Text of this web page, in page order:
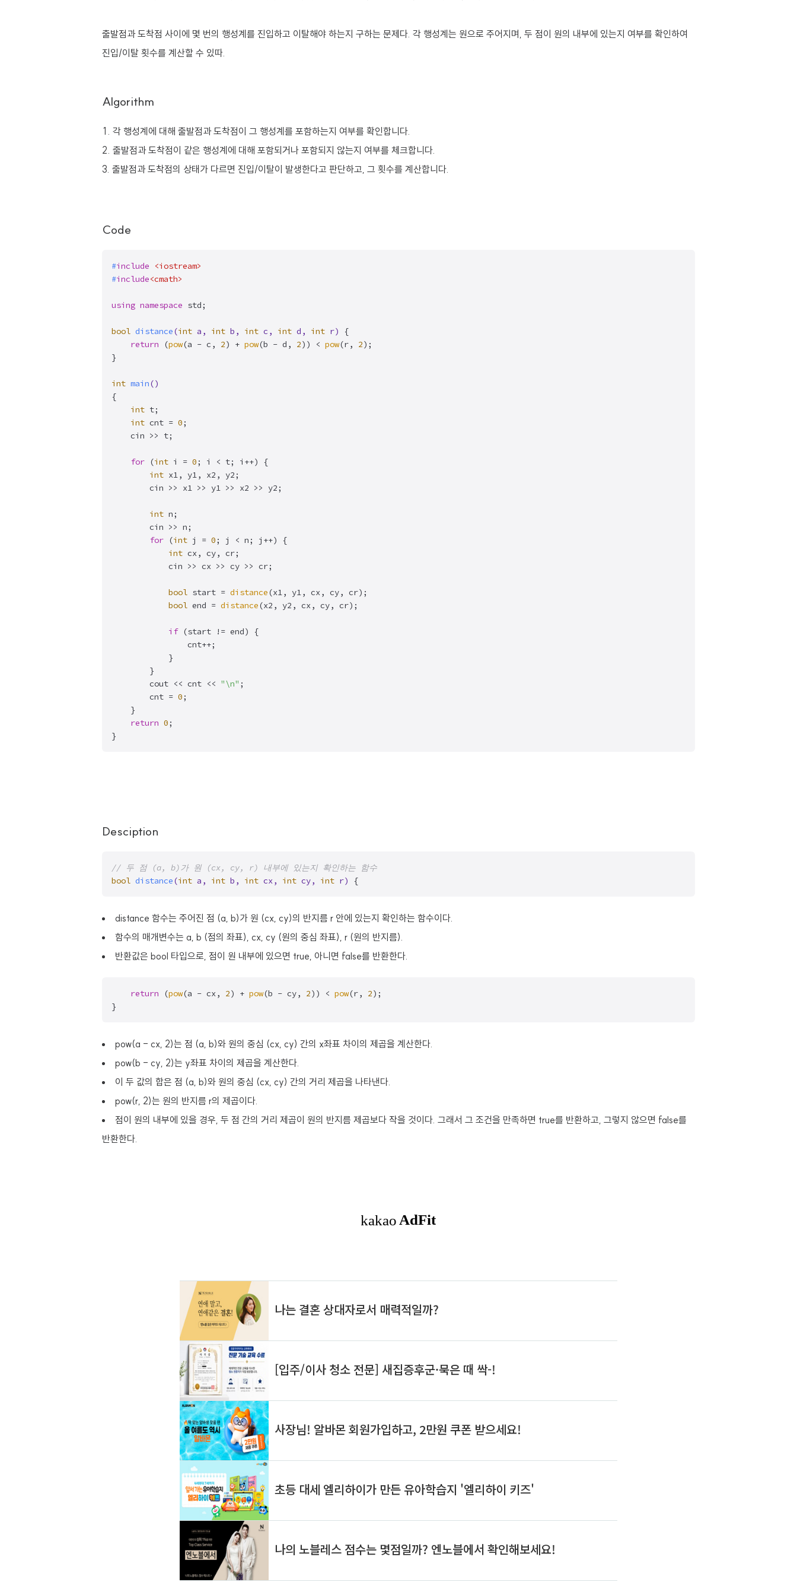
출발점과 도착점 사이에 몇 번의 행성계를 진입하고 이탈해야 하는지 구하는 문제다. 각 행성계는 원으로 주어지며, 두 점이 원의 내부에 있는지 여부를 확인하여
진입/이탈 횟수를 계산할 수 있따.
Algorithm
각 행성계에 대해 출발점과 도착점이 그 행성계를 포함하는지 여부를 확인합니다.
출발점과 도착점이 같은 행성계에 대해 포함되거나 포함되지 않는지 여부를 체크합니다.
출발점과 도착점의 상태가 다르면 진입/이탈이 발생한다고 판단하고, 그 횟수를 계산합니다.
Code
#include
<iostream>
#include<cmath>
using namespace std;
bool distance(int a, int b, int c, int d, int r)
{
return (pow(a - c, 2) + pow(b - d, 2)) < pow(r, 2);
}
int main()
{
int t;
int cnt = 0;
for (int i = 0; i < t; i++) {
int x1, y1, x2, y2;
int n;
for (int j = 0; j < n; j++) {
int cx, cy, cr;
bool start = distance(x1, y1, cx, cy, cr);
bool end = distance(x2, y2, cx, cy, cr);
if (start != end) {
		cout << cnt <<
"\n" ;
		cnt =
0;
return 0;
}
Desciption
// 두 점 (a, b)가 원 (cx, cy, r) 내부에 있는지 확인하는 함수
bool distance(int a, int b, int cx, int cy, int r) {
distance 함수는 주어진 점 (a, b)가 원 (cx, cy)의 반지름 r 안에 있는지 확인하는 함수이다.
함수의 매개변수는 a, b (점의 좌표), cx, cy (원의 중심 좌표), r (원의 반지름).
반환값은 bool 타입으로, 점이 원 내부에 있으면 true, 아니면 false를 반환한다.
return (pow(a - cx, 2) + pow(b - cy, 2)) < pow(r, 2);
}
pow(a - cx, 2)는 점 (a, b)와 원의 중심 (cx, cy) 간의 x좌표 차이의 제곱을 계산한다.
pow(b - cy, 2)는 y좌표 차이의 제곱을 계산한다.
이 두 값의 합은 점 (a, b)와 원의 중심 (cx, cy) 간의 거리 제곱을 나타낸다.
pow(r, 2)는 원의 반지름 r의 제곱이다.
점이 원의 내부에 있을 경우, 두 점 간의 거리 제곱이 원의 반지름 제곱보다 작을 것이다. 그래서 그 조건을 만족하면 true를 반환하고, 그렇지 않으면 false를
반환한다.